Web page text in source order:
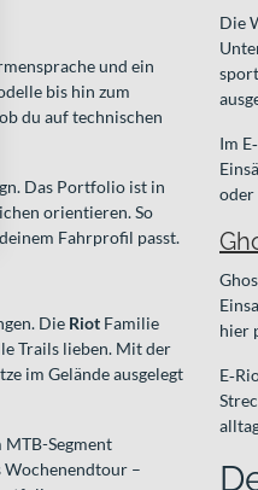
und ein
bis hin zum
du auf technischen
Das Portfolio ist in
orientieren. So
Fahrprofil passt.
Die Riot Familie
Trails lieben. Mit der
im Gelände ausgelegt
MTB-Segment
Wochenendtour –
Die
Im
oder
hier